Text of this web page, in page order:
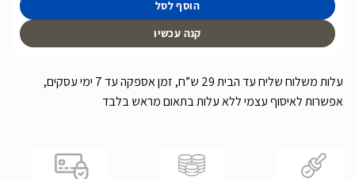
הוסף לסל
קנה עכשיו
עלות משלוח שליח עד הבית 29 ש”ח, זמן אספקה עד 7 ימי עסקים,
אפשרות לאיסוף עצמי ללא עלות בתאום מראש בלבד